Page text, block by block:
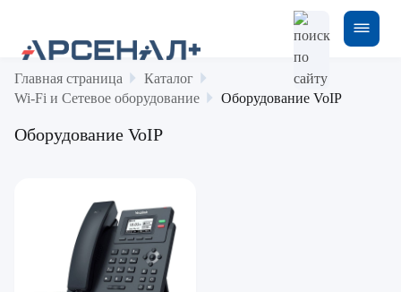
Главная страница
Каталог
Wi-Fi и Сетевое оборудование
Оборудование VoIP
Оборудование VoIP